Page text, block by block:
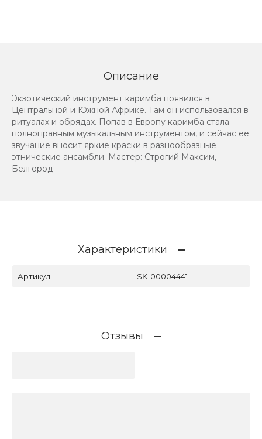
Описание
Экзотический инструмент каримба появился в
Центральной и Южной Африке. Там он использовался в
ритуалах и обрядах. Попав в Европу каримба стала
полноправным музыкальным инструментом, и сейчас ее
звучание вносит яркие краски в разнообразные
этнические ансамбли. Мастер: Строгий Максим,
Белгород
Характеристики
Артикул SK-00004441
Отзывы